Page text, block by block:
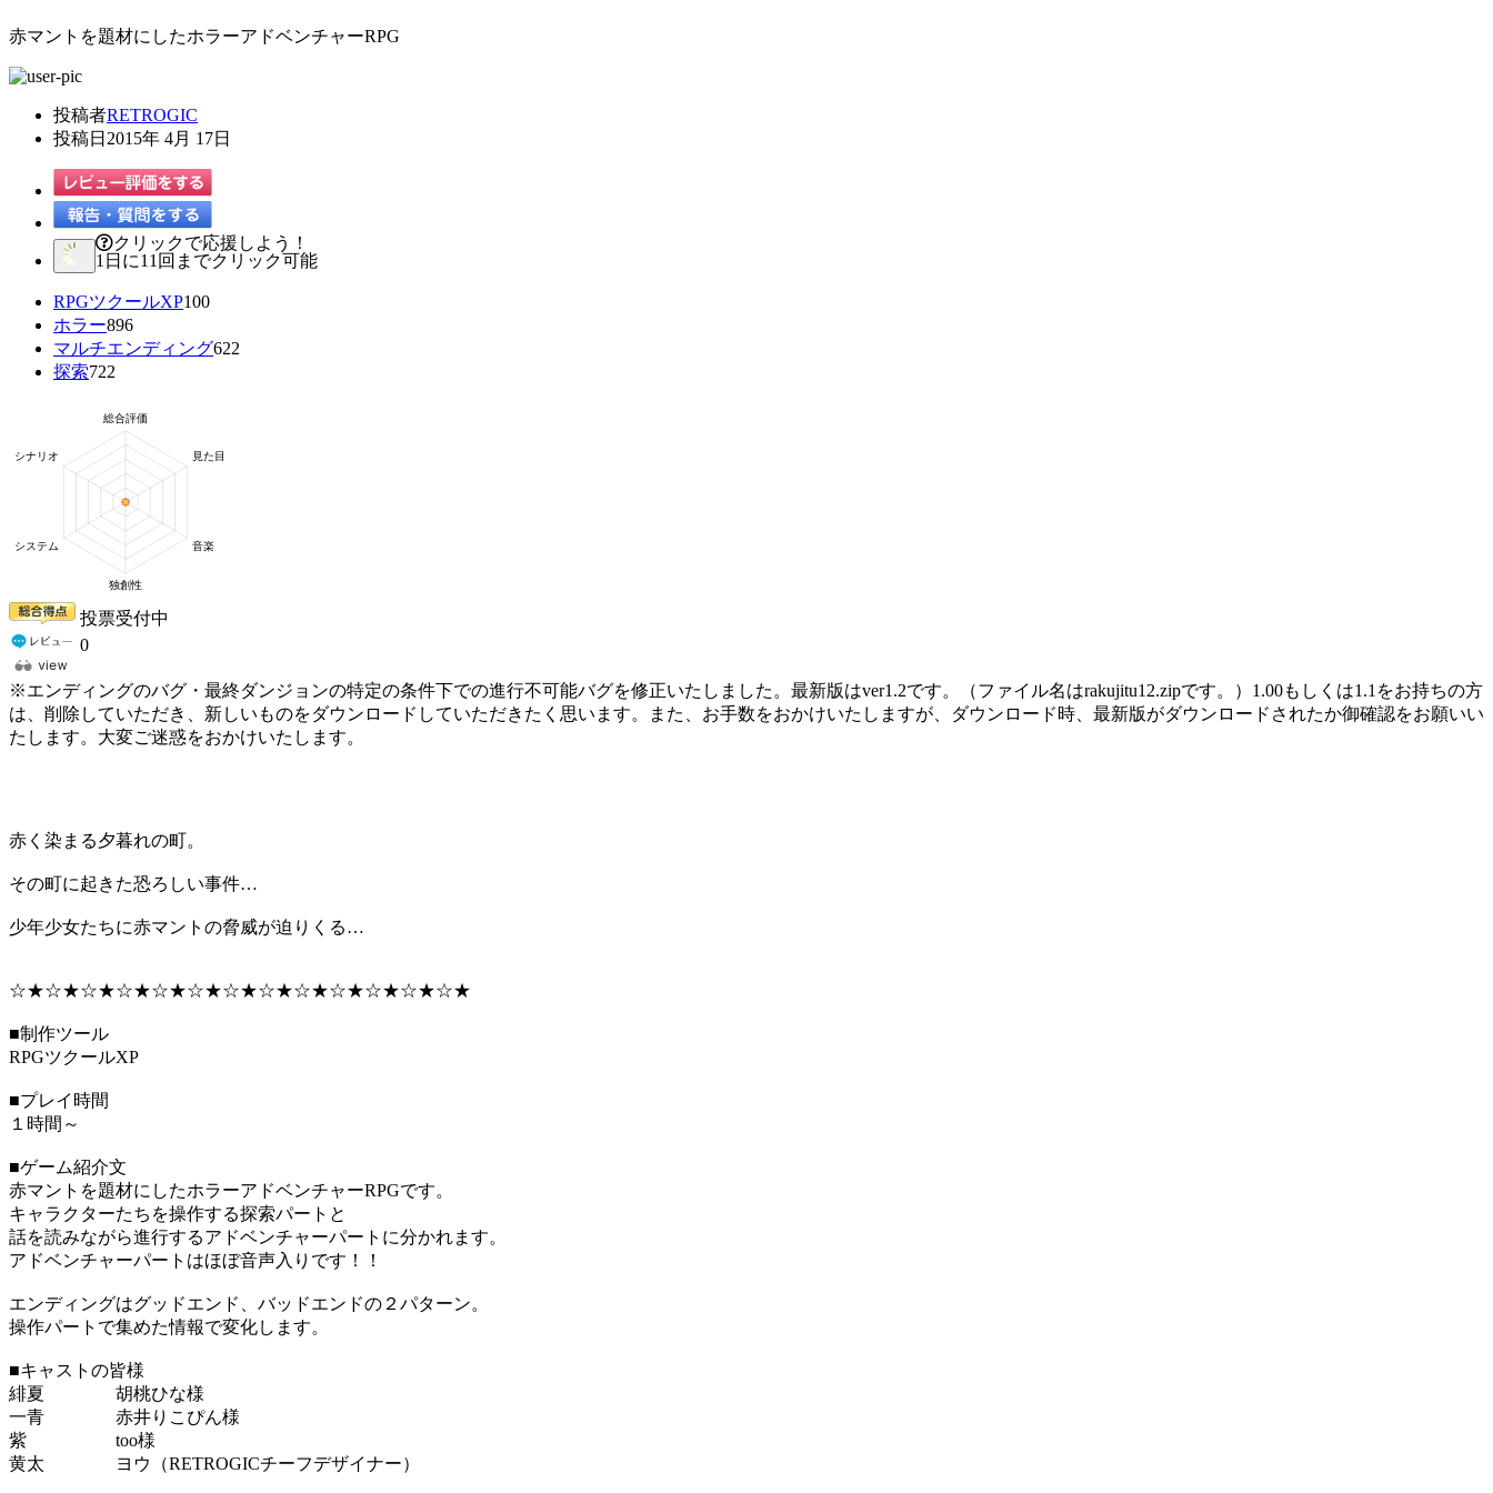
赤マントを題材にしたホラーアドベンチャーRPG
投稿者RETROGIC
投稿日 2015年 4月 17日
クリックで応援しよう！
1日に11回までクリック可能
RPGツクールXP100
ホラー896
マルチエンディング622
探索722
投票受付中
0
※エンディングのバグ・最終ダンジョンの特定の条件下での進行不可能バグを修正いたしました。最新版はver1.2です。（ファイル名はrakujitu12.zipです。）1.00もしくは1.1をお持ちの方
は、削除していただき、新しいものをダウンロードしていただきたく思います。また、お手数をおかけいたしますが、ダウンロード時、最新版がダウンロードされたか御確認をお願いい
たします。大変ご迷惑をおかけいたします。
赤く染まる夕暮れの町。
その町に起きた恐ろしい事件…
少年少女たちに赤マントの脅威が迫りくる…
☆★☆★☆★☆★☆★☆★☆★☆★☆★☆★☆★☆★☆★
■制作ツール
RPGツクールXP
■プレイ時間
１時間～
■ゲーム紹介文
赤マントを題材にしたホラーアドベンチャーRPGです。
キャラクターたちを操作する探索パートと
話を読みながら進行するアドベンチャーパートに分かれます。
アドベンチャーパートはほぼ音声入りです！！
エンディングはグッドエンド、バッドエンドの２パターン。
操作パートで集めた情報で変化します。
■キャストの皆様
緋夏 胡桃ひな様
一青 赤井りこぴん様
紫 too様
黄太 ヨウ（RETROGICチーフデザイナー）